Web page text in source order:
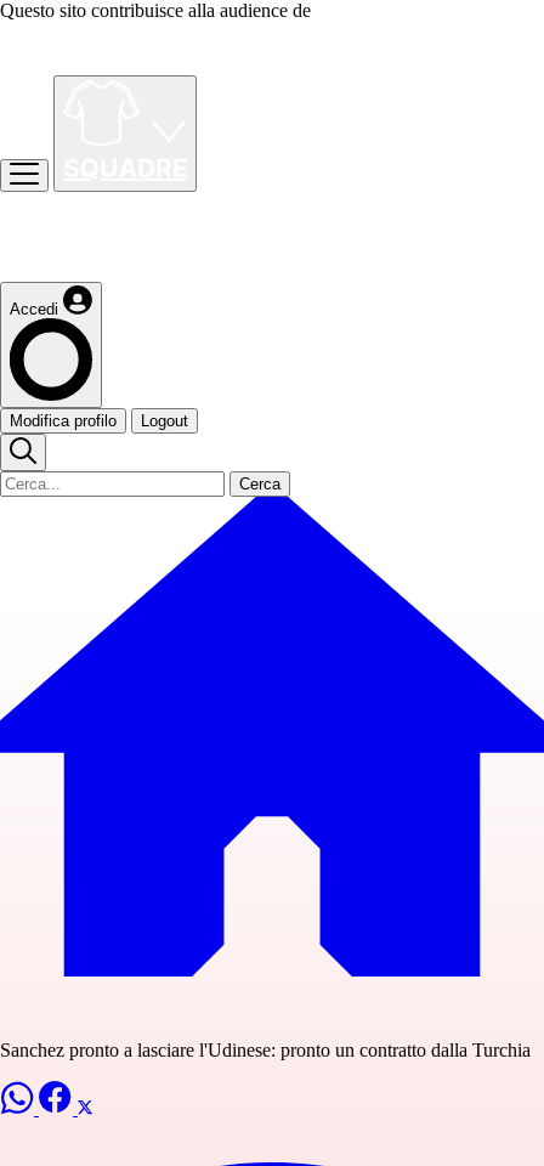
Questo sito contribuisce alla audience de
Accedi
Modifica profilo Logout
Cerca
Sanchez pronto a lasciare l'Udinese: pronto un contratto dalla Turchia